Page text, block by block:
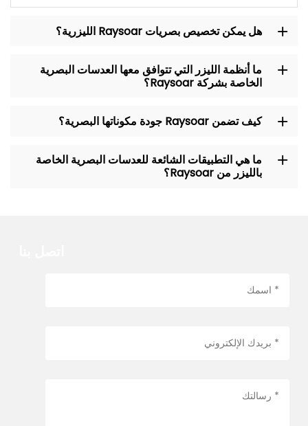
هل يمكن تخصيص بصريات Raysoar الليزرية؟
ما أنظمة الليزر التي تتوافق معها العدسات البصرية
الخاصة بشركة Raysoar؟
كيف تضمن Raysoar جودة مكوناتها البصرية؟
ما هي التطبيقات الشائعة للعدسات البصرية الخاصة
بالليزر من Raysoar؟